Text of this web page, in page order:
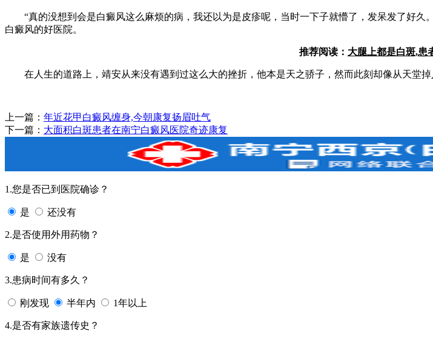
“真的没想到会是白癜风这么麻烦的病，我还以为是皮疹呢，当时一下子就懵了，发呆发了好久
白癜风的好医院。
推荐阅读： 大腿上都是白斑,患
在人生的道路上，靖安从来没有遇到过这么大的挫折，他本是天之骄子，然而此刻却像从天堂掉
上一篇： 年近花甲白癜风缠身,今朝康复扬眉吐气
下一篇： 大面积白斑患者在南宁白癜风医院奇迹康复
1.您是否已到医院确诊？
是 还没有
2.是否使用外用药物？
是 没有
3.患病时间有多久？
刚发现 半年内 1年以上
4.是否有家族遗传史？